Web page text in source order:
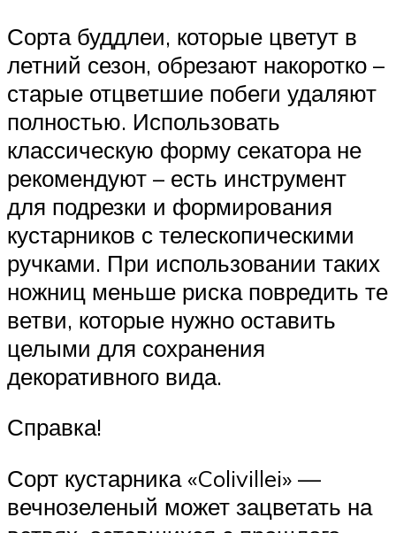
Сорта буддлеи, которые цветут в
летний сезон, обрезают накоротко –
старые отцветшие побеги удаляют
полностью. Использовать
классическую форму секатора не
рекомендуют – есть инструмент
для подрезки и формирования
кустарников с телескопическими
ручками. При использовании таких
ножниц меньше риска повредить те
ветви, которые нужно оставить
целыми для сохранения
декоративного вида.
Справка!
Сорт кустарника «Colivillei» —
вечнозеленый может зацветать на